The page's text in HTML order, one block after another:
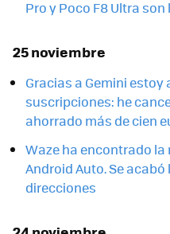
Pro y Poco F8 Ultra son
25 noviembre
Gracias a Gemini
suscripciones: he
ahorrado más de cien
Waze ha encontrado la
Android Auto. Se
direcciones